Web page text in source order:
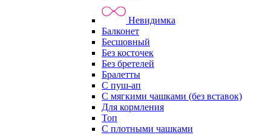
Невидимка
Балконет
Бесшовный
Без косточек
Без бретелей
Бралетты
С пуш-ап
С мягкими чашками (без вставок)
Для кормления
Топ
С плотными чашками